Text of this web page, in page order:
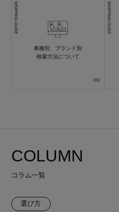
SHOPPING GUIDE
車種別、ブランド別
検索方法について
SHOPPING GUIDE
COLUMN
コラム一覧
選び方